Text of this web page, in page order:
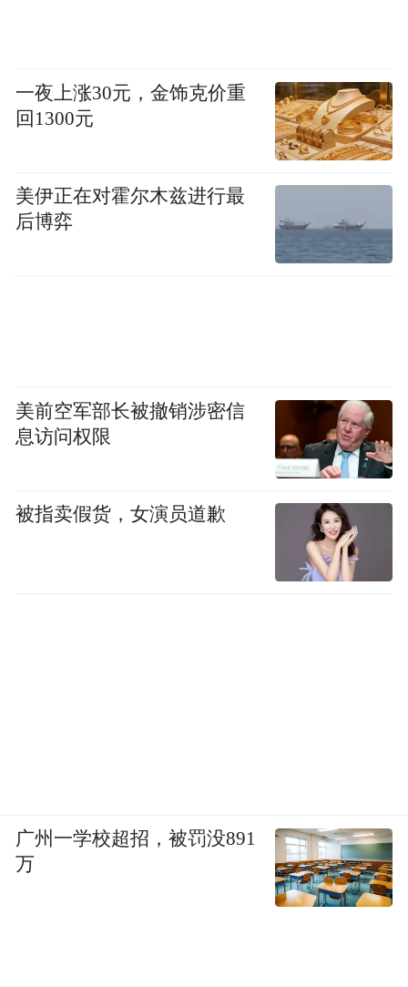
一夜上涨30元，金饰克价重
回1300元
美伊正在对霍尔木兹进行最
后博弈
美前空军部长被撤销涉密信
息访问权限
被指卖假货，女演员道歉
广州一学校超招，被罚没891
万